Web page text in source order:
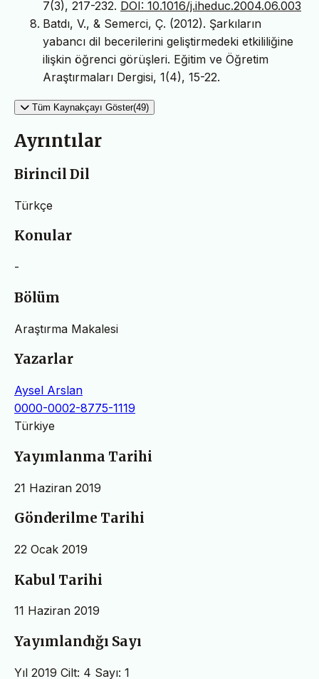
7(3), 217-232. DOI: 10.1016/j.iheduc.2004.06.003
Batdı, V., & Semerci, Ç. (2012). Şarkıların
yabancı dil becerilerini geliştirmedeki etkililiğine
ilişkin öğrenci görüşleri. Eğitim ve Öğretim
Araştırmaları Dergisi, 1(4), 15-22.
Tüm Kaynakçayı Göster(49)
Ayrıntılar
Birincil Dil
Türkçe
Konular
-
Bölüm
Araştırma Makalesi
Yazarlar
Aysel Arslan
0000-0002-8775-1119
Türkiye
Yayımlanma Tarihi
21 Haziran 2019
Gönderilme Tarihi
22 Ocak 2019
Kabul Tarihi
11 Haziran 2019
Yayımlandığı Sayı
Yıl 2019 Cilt: 4 Sayı: 1